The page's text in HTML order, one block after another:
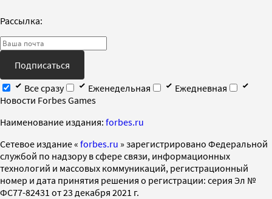
Рассылка:
Подписаться
Все сразу
Еженедельная
Ежедневная
Новости Forbes Games
Наименование издания: forbes.ru
Cетевое издание « forbes.ru » зарегистрировано Федеральной
службой по надзору в сфере связи, информационных
технологий и массовых коммуникаций, регистрационный
номер и дата принятия решения о регистрации: серия Эл №
ФС77-82431 от 23 декабря 2021 г.